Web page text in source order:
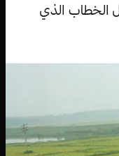
الخطاب الذي